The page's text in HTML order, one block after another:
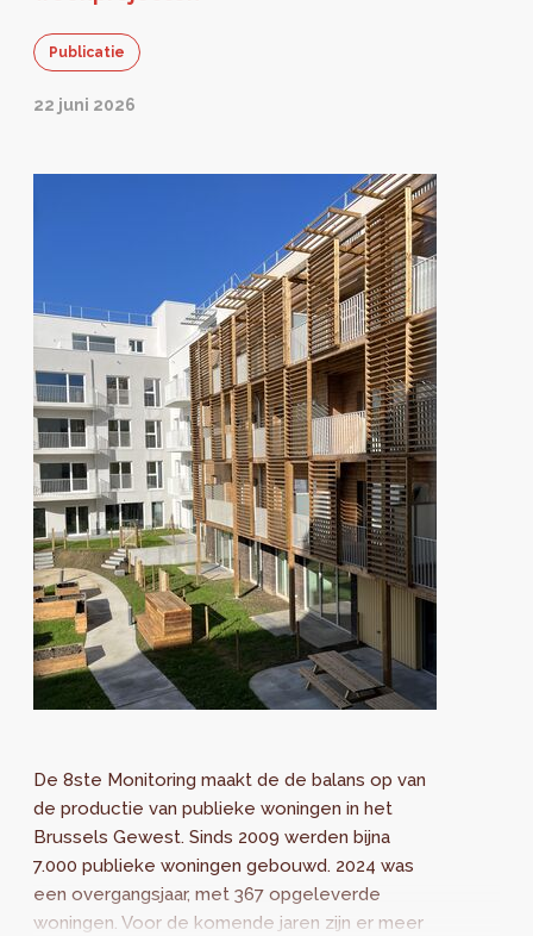
Publicatie
22 juni 2026
De 8ste Monitoring maakt de de balans op van
de productie van publieke woningen in het
Brussels Gewest. Sinds 2009 werden bijna
7.000 publieke woningen gebouwd. 2024 was
een overgangsjaar, met 367 opgeleverde
woningen. Voor de komende jaren zijn er meer